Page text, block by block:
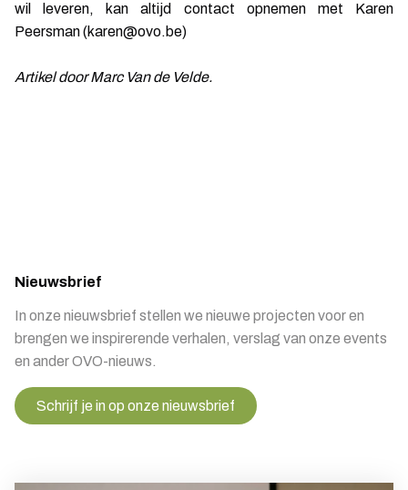
wil leveren, kan altijd contact opnemen met Karen
Peersman (karen@ovo.be)
Artikel door Marc Van de Velde.
Nieuwsbrief
In onze nieuwsbrief stellen we nieuwe projecten voor en
brengen we inspirerende verhalen, verslag van onze events
en ander OVO-nieuws.
Schrijf je in op onze nieuwsbrief